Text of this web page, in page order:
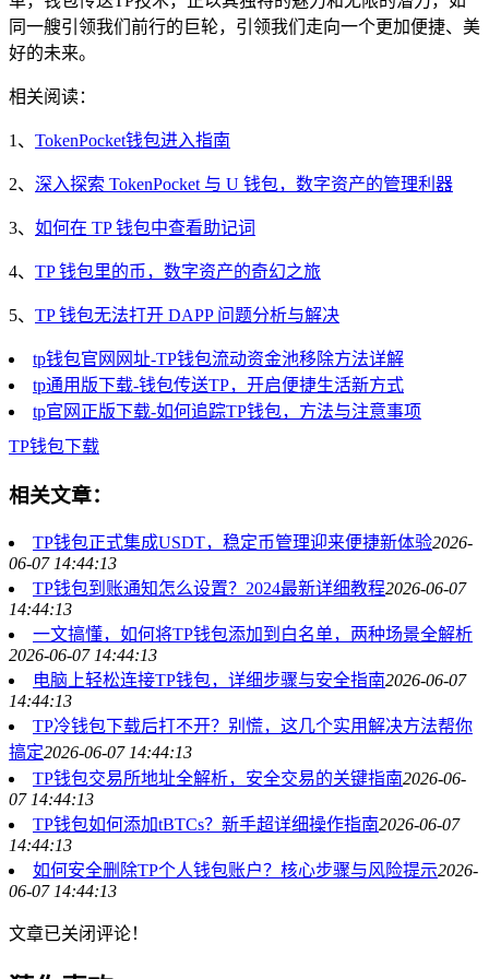
同一艘引领我们前行的巨轮，引领我们走向一个更加便捷、美
好的未来。
相关阅读：
1、 TokenPocket钱包进入指南
2、 深入探索 TokenPocket 与 U 钱包，数字资产的管理利器
3、 如何在 TP 钱包中查看助记词
4、 TP 钱包里的币，数字资产的奇幻之旅
5、 TP 钱包无法打开 DAPP 问题分析与解决
tp钱包官网网址-TP钱包流动资金池移除方法详解
tp通用版下载-钱包传送TP，开启便捷生活新方式
tp官网正版下载-如何追踪TP钱包，方法与注意事项
TP钱包下载
相关文章：
TP钱包正式集成USDT，稳定币管理迎来便捷新体验2026-
06-07 14:44:13
TP钱包到账通知怎么设置？2024最新详细教程2026-06-07
14:44:13
一文搞懂，如何将TP钱包添加到白名单，两种场景全解析
2026-06-07 14:44:13
电脑上轻松连接TP钱包，详细步骤与安全指南2026-06-07
14:44:13
TP冷钱包下载后打不开？别慌，这几个实用解决方法帮你
搞定2026-06-07 14:44:13
TP钱包交易所地址全解析，安全交易的关键指南2026-06-
07 14:44:13
TP钱包如何添加tBTCs？新手超详细操作指南2026-06-07
14:44:13
如何安全删除TP个人钱包账户？核心步骤与风险提示2026-
06-07 14:44:13
文章已关闭评论！